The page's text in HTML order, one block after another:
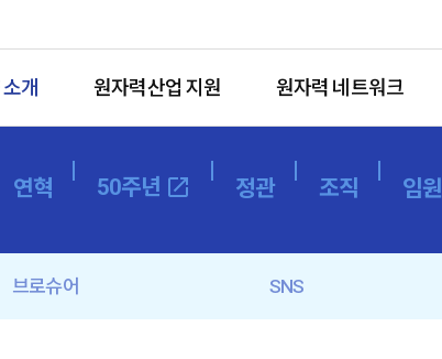
개 원자력산업 지원 원자력 네트워크
연혁 50주년 open_in_new 정관 조직 임원
브로슈어 SNS